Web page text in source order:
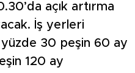
açık artırma
İş yerleri
30 peşin 60 ay
120 ay